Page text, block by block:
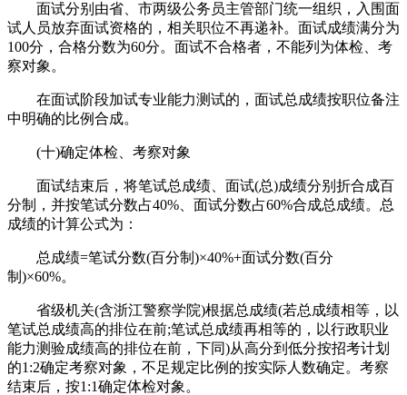
面试分别由省、市两级公务员主管部门统一组织，入围面
试人员放弃面试资格的，相关职位不再递补。面试成绩满分为
100分，合格分数为60分。面试不合格者，不能列为体检、考
察对象。
在面试阶段加试专业能力测试的，面试总成绩按职位备注
中明确的比例合成。
(十)确定体检、考察对象
面试结束后，将笔试总成绩、面试(总)成绩分别折合成百
分制，并按笔试分数占40%、面试分数占60%合成总成绩。总
成绩的计算公式为：
总成绩=笔试分数(百分制)×40%+面试分数(百分
制)×60%。
省级机关(含浙江警察学院)根据总成绩(若总成绩相等，以
笔试总成绩高的排位在前;笔试总成绩再相等的，以行政职业
能力测验成绩高的排位在前，下同)从高分到低分按招考计划
的1:2确定考察对象，不足规定比例的按实际人数确定。考察
结束后，按1:1确定体检对象。